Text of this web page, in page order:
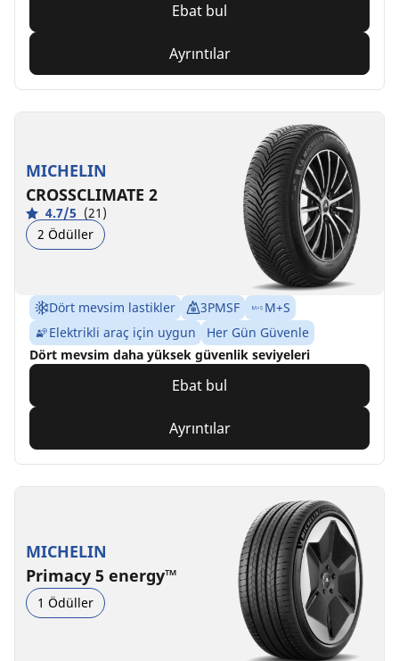
Ebat bul
Ayrıntılar
MICHELIN
CROSSCLIMATE 2
4.7/5 (21)
2 Ödüller
Dört mevsim lastikler 3PMSF
M+S
Elektrikli araç için uygun
Her Gün Güvenle
Dört mevsim daha yüksek güvenlik seviyeleri
Ebat bul
Ayrıntılar
MICHELIN
Primacy 5 energy™
1 Ödüller